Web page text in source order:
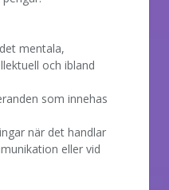
mentala,
och ibland
som innehas
när det handlar
eller vid